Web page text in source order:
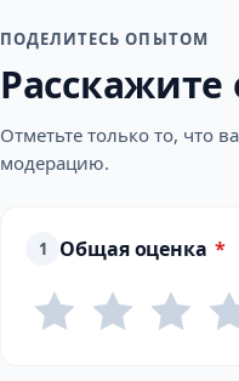
ПОДЕЛИТЕСЬ ОПЫТОМ
Расскажите
Отметьте только то, что
модерацию.
1 Общая оценка *